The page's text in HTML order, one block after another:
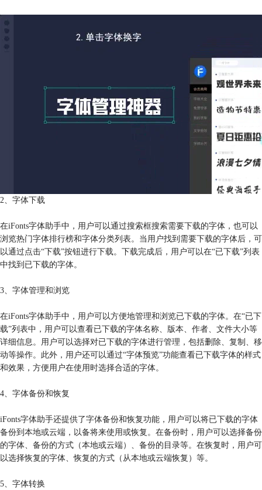
2、字体下载
在iFonts字体助手中，用户可以通过搜索框搜索需要下载的字体，也可以
浏览热门字体排行榜和字体分类列表。当用户找到需要下载的字体后，可
以通过点击“下载”按钮进行下载。下载完成后，用户可以在“已下载”列表
中找到已下载的字体。
3、字体管理和浏览
在iFonts字体助手中，用户可以方便地管理和浏览已下载的字体。在“已下
载”列表中，用户可以查看已下载的字体名称、版本、作者、文件大小等
详细信息。用户可以选择对已下载的字体进行管理，包括删除、复制、移
动等操作。此外，用户还可以通过“字体预览”功能查看已下载字体的样式
和效果，方便用户在使用时选择合适的字体。
4、字体备份和恢复
iFonts字体助手还提供了字体备份和恢复功能，用户可以将已下载的字体
备份到本地或云端，以备将来使用或恢复。在备份时，用户可以选择备份
的字体、备份的方式（本地或云端）、备份的目录等。在恢复时，用户可
以选择恢复的字体、恢复的方式（从本地或云端恢复）等。
5、字体转换